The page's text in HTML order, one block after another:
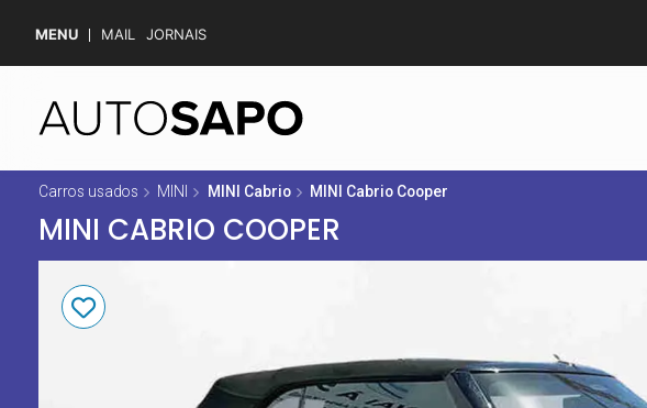
MENU MAIL JORNAIS
Carros usados MINI MINI Cabrio MINI Cabrio Cooper
MINI CABRIO COOPER